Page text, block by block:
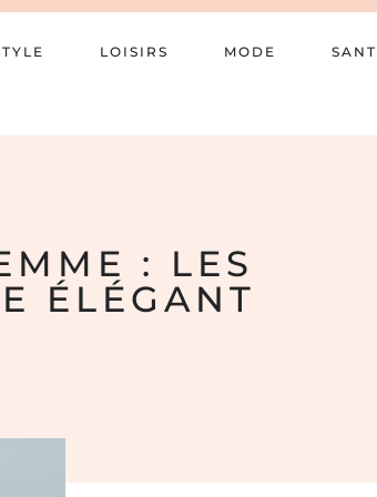
LOISIRS MODE
: LES
ÉLÉGANT